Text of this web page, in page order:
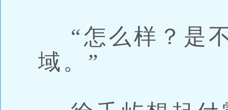
“怎么样？是
域。”